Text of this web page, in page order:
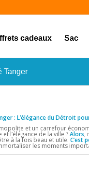
cadeaux Sac
Tanger
: L’élégance du Détroit
et un carrefour
l’élégance de la ville ?Alors,
à la fois beau et utile. C’est
les moments